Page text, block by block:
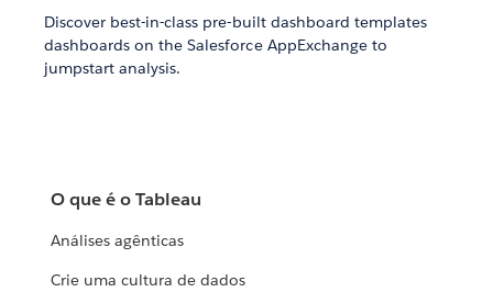
Discover best-in-class pre-built dashboard templates
dashboards on the Salesforce AppExchange to
jumpstart analysis.
O que é o Tableau
Análises agênticas
Crie uma cultura de dados